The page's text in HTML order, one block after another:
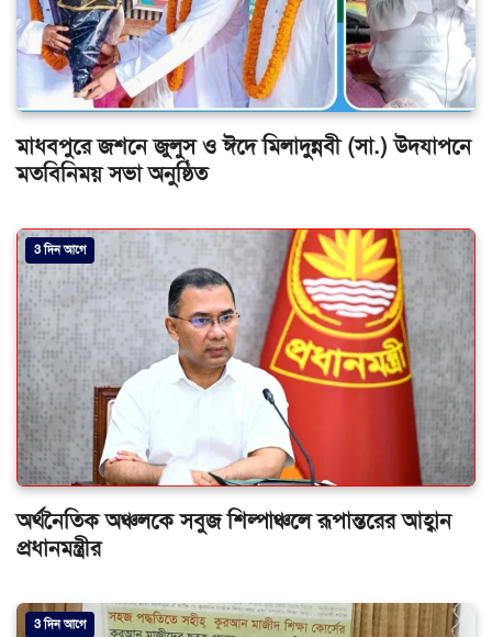
মাধবপুরে জশনে জুলুস ও ঈদে মিলাদুন্নবী (সা.) উদযাপনে
মতবিনিময় সভা অনুষ্ঠিত
3 দিন আগে
অর্থনৈতিক অঞ্চলকে সবুজ শিল্পাঞ্চলে রূপান্তরের আহ্বান
প্রধানমন্ত্রীর
3 দিন আগে